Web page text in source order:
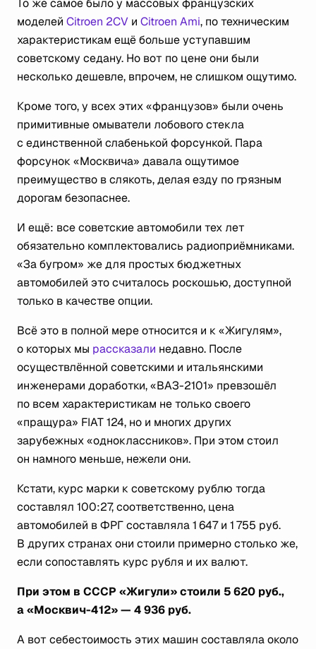
То же самое было у массовых французских
моделей Citroen 2CV и Citroen Ami, по техническим
характеристикам ещё больше уступавшим
советскому седану. Но вот по цене они были
несколько дешевле, впрочем, не слишком ощутимо.
Кроме того, у всех этих «французов» были очень
примитивные омыватели лобового стекла
с единственной слабенькой форсункой. Пара
форсунок «Москвича» давала ощутимое
преимущество в слякоть, делая езду по грязным
дорогам безопаснее.
И ещё: все советские автомобили тех лет
обязательно комплектовались радиоприёмниками.
«За бугром» же для простых бюджетных
автомобилей это считалось роскошью, доступной
только в качестве опции.
Всё это в полной мере относится и к «Жигулям»,
о которых мы рассказали недавно. После
осуществлённой советскими и итальянскими
инженерами доработки, «ВАЗ-2101» превзошёл
по всем характеристикам не только своего
«пращура» FIAT 124, но и многих других
зарубежных «одноклассников». При этом стоил
он намного меньше, нежели они.
Кстати, курс марки к советскому рублю тогда
составлял 100:27, соответственно, цена
автомобилей в ФРГ составляла 1 647 и 1 755 руб.
В других странах они стоили примерно столько же,
если сопоставлять курс рубля и их валют.
При этом в СССР «Жигули» стоили 5 620 руб.,
а «Москвич-412» — 4 936 руб.
А вот себестоимость этих машин составляла около